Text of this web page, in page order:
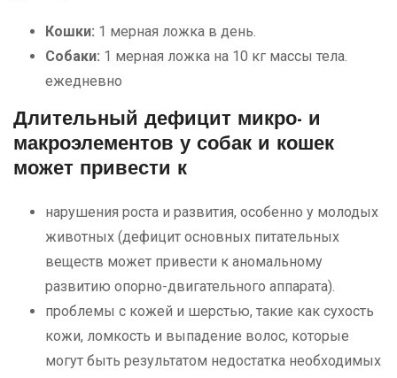
Кошки: 1 мерная ложка в день.
Собаки: 1 мерная ложка на 10 кг массы тела.
ежедневно
Длительный дефицит микро- и
макроэлементов у собак и кошек
может привести к
нарушения роста и развития, особенно у молодых
животных (дефицит основных питательных
веществ может привести к аномальному
развитию опорно-двигательного аппарата).
проблемы с кожей и шерстью, такие как сухость
кожи, ломкость и выпадение волос, которые
могут быть результатом недостатка необходимых